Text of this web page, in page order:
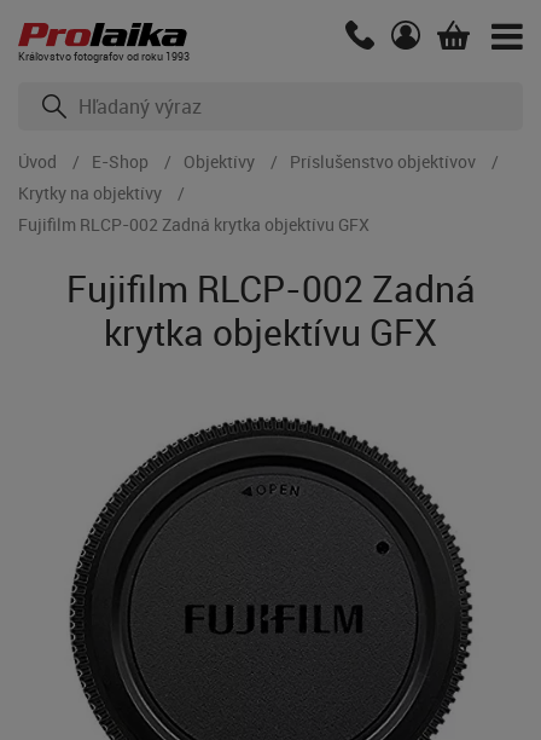
Kráľovstvo fotografov od roku 1993
Úvod E-Shop Objektívy
Príslušenstvo objektívov
Krytky na objektívy
Fujifilm RLCP-002 Zadná krytka objektívu GFX
Fujifilm RLCP-002 Zadná
krytka objektívu GFX